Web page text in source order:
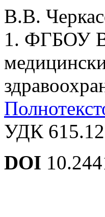
В.В.
1. ФГБОУ
УДК 615.12
DOI